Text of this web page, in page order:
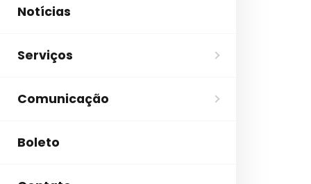
Notícias
Serviços
Comunicação
Boleto